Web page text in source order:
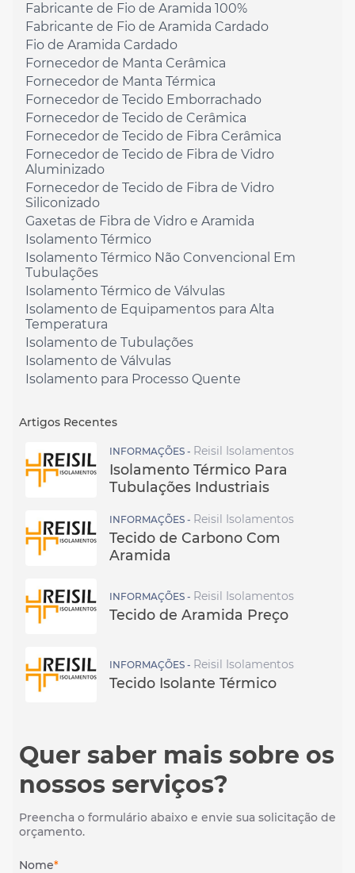
Fabricante de Fio de Aramida 100%
Fabricante de Fio de Aramida Cardado
Fio de Aramida Cardado
Fornecedor de Manta Cerâmica
Fornecedor de Manta Térmica
Fornecedor de Tecido Emborrachado
Fornecedor de Tecido de Cerâmica
Fornecedor de Tecido de Fibra Cerâmica
Fornecedor de Tecido de Fibra de Vidro
Aluminizado
Fornecedor de Tecido de Fibra de Vidro
Siliconizado
Gaxetas de Fibra de Vidro e Aramida
Isolamento Térmico
Isolamento Térmico Não Convencional Em
Tubulações
Isolamento Térmico de Válvulas
Isolamento de Equipamentos para Alta
Temperatura
Isolamento de Tubulações
Isolamento de Válvulas
Isolamento para Processo Quente
Artigos Recentes
INFORMAÇÕES - Reisil Isolamentos
Isolamento Térmico Para
Tubulações Industriais
INFORMAÇÕES - Reisil Isolamentos
Tecido de Carbono Com
Aramida
INFORMAÇÕES - Reisil Isolamentos
Tecido de Aramida Preço
INFORMAÇÕES - Reisil Isolamentos
Tecido Isolante Térmico
Quer saber mais sobre os
nossos serviços?
Preencha o formulário abaixo e envie sua solicitação de
orçamento.
Nome*